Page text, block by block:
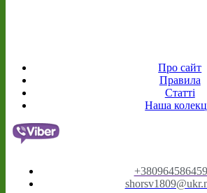
Про сайт
Правила
Статті
Наша
+380964586459